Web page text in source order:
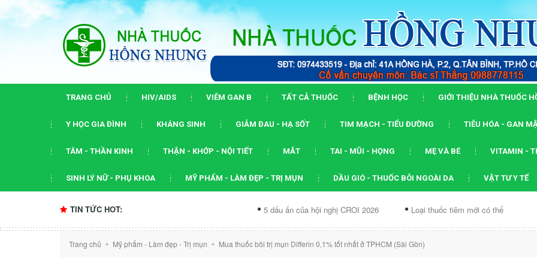
TRANG CHỦ HIV/AIDS VIÊM GAN B TẤT CẢ THUỐC BỆNH HỌC GIỚI THIỆU NHÀ THUỐC
Y HỌC GIA ĐÌNH KHÁNG SINH GIẢM ĐAU - HẠ SỐT TIM MẠCH - TIỂU ĐƯỜNG TIÊU HÓA - GAN
TÂM - THẦN KINH THẬN - KHỚP - NỘI TIẾT MẮT TAI - MŨI - HỌNG MẸ VÀ BÉ VITAMIN -
SINH LÝ NỮ - PHỤ KHOA MỸ PHẨM - LÀM ĐẸP - TRỊ MỤN DẦU GIÓ - THUỐC BÔI NGOÀI DA VẬT TƯ Y TẾ
TIN TỨC HOT: 5 dấu ấn của hội nghị CROI 2026 Loại thuốc tiêm mới có thể ức chế...
Trang chủ + Mỹ phẩm - Làm đẹp - Trị mụn + Mua thuốc bôi trị mụn Differin 0,1% tốt nhất ở TPHCM (Sài Gòn)